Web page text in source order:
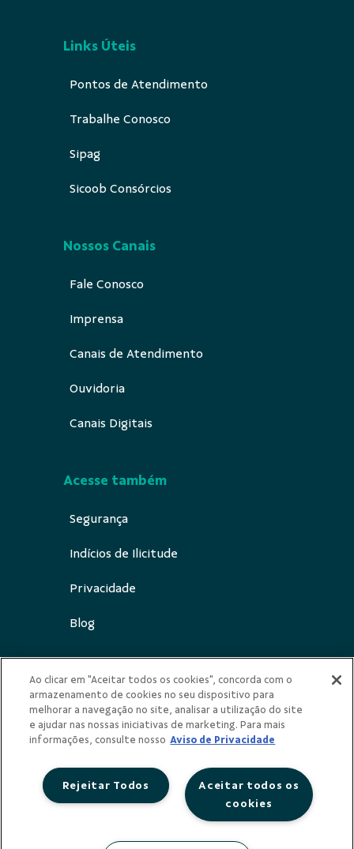
Links Úteis
Pontos de Atendimento
Trabalhe Conosco
Sipag
Sicoob Consórcios
Nossos Canais
Fale Conosco
Imprensa
Canais de Atendimento
Ouvidoria
Canais Digitais
Acesse também
Segurança
Indícios de Ilicitude
Privacidade
Blog
Redes Sociais
COOPERATIVA DE CRÉDITO E INVESTIMENTO
Ao clicar em "Aceitar todos os cookies", concorda com o
armazenamento de cookies no seu dispositivo para
melhorar a navegação no site, analisar a utilização do site
e ajudar nas nossas iniciativas de marketing. Para mais
informações, consulte nosso Aviso de Privacidade
Aceitar todos os
cookies
Rejeitar Todos